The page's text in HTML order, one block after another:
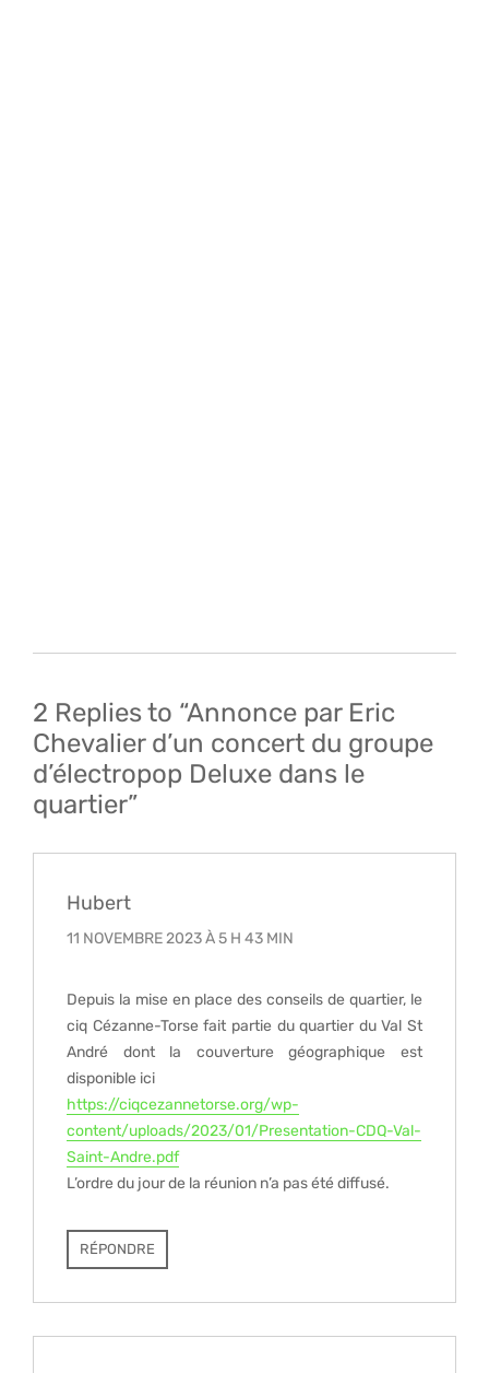
2 Replies to “Annonce par Eric
Chevalier d’un concert du groupe
d’électropop Deluxe dans le
quartier”
Hubert
11 NOVEMBRE 2023 À 5 H 43 MIN
Depuis la mise en place des conseils de quartier, le
ciq Cézanne-Torse fait partie du quartier du Val St
André dont la couverture géographique est
disponible ici
https://ciqcezannetorse.org/wp-
content/uploads/2023/01/Presentation-CDQ-Val-
Saint-Andre.pdf
L’ordre du jour de la réunion n’a pas été diffusé.
RÉPONDRE